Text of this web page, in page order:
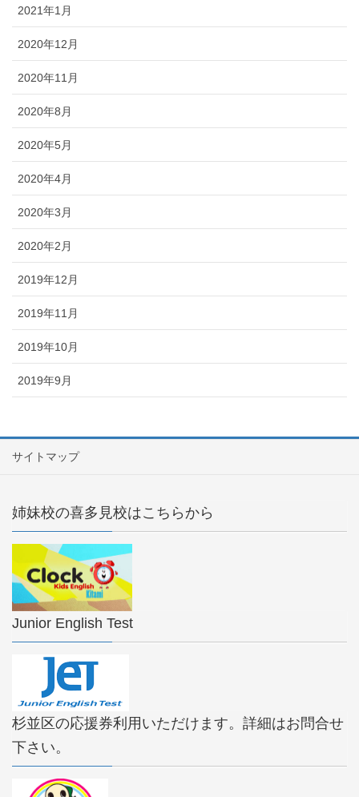
2021年1月
2020年12月
2020年11月
2020年8月
2020年5月
2020年4月
2020年3月
2020年2月
2019年12月
2019年11月
2019年10月
2019年9月
サイトマップ
姉妹校の喜多見校はこちらから
Junior English Test
杉並区の応援券利用いただけます。詳細はお問合せ
下さい。